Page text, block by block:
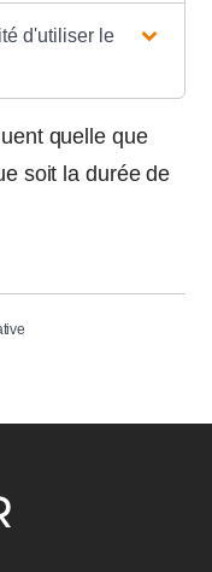
d'utiliser le
quelle que
soit la durée de